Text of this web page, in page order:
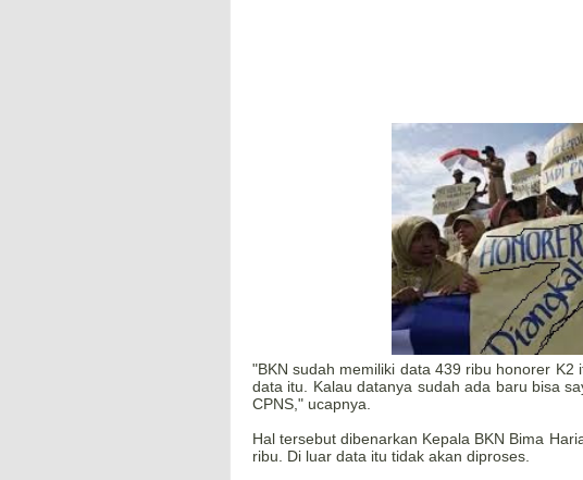
"BKN sudah memiliki data 439 ribu honorer
data itu. Kalau datanya sudah ada baru bisa
CPNS," ucapnya.
Hal tersebut dibenarkan Kepala BKN Bima
ribu. Di luar data itu tidak akan diproses.